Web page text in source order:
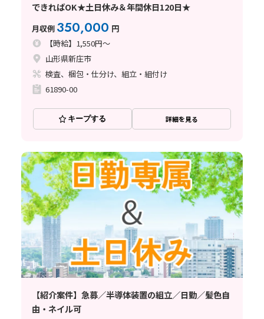
できればOK★土日休み＆年間休日120日★
月収例 350,000 円
【時給】1,550円～
山形県新庄市
検査、梱包・仕分け、組立・組付け
61890-00
キープする 詳細を見る
【紹介案件】急募／半導体装置の組立／日勤／髪色自
由・ネイル可